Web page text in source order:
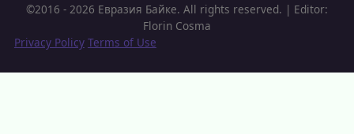
©2016 - 2026 Евразия Байке. All rights reserved. | Editor:
Florin Cosma
Privacy Policy Terms of Use